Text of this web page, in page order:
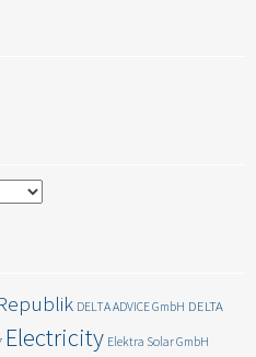
DELTA ADVICE GmbH DELTA
Electricity Elektra Solar GmbH